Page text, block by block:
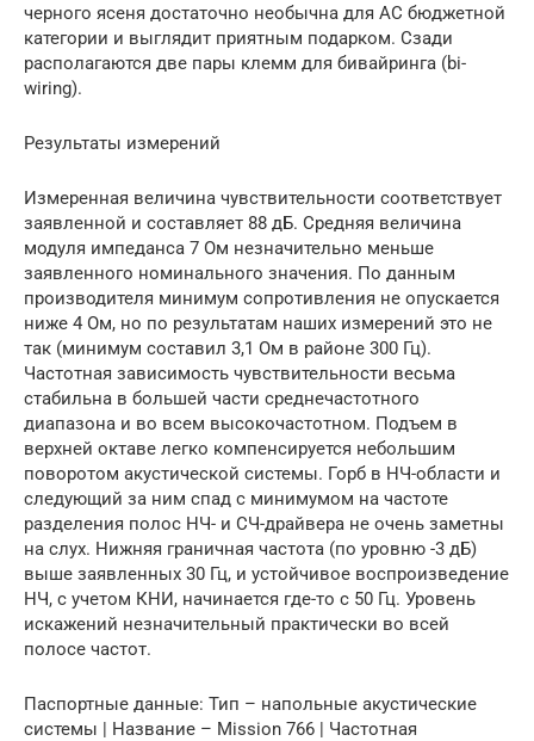
черного ясеня достаточно необычна для АС бюджетной
категории и выглядит приятным подарком. Сзади
располагаются две пары клемм для бивайринга (bi-
wiring).
Результаты измерений
Измеренная величина чувствительности соответствует
заявленной и составляет 88 дБ. Средняя величина
модуля импеданса 7 Ом незначительно меньше
заявленного номинального значения. По данным
производителя минимум сопротивления не опускается
ниже 4 Ом, но по результатам наших измерений это не
так (минимум составил 3,1 Ом в районе 300 Гц).
Частотная зависимость чувствительности весьма
стабильна в большей части среднечастотного
диапазона и во всем высокочастотном. Подъем в
верхней октаве легко компенсируется небольшим
поворотом акустической системы. Горб в НЧ-области и
следующий за ним спад с минимумом на частоте
разделения полос НЧ- и СЧ-драйвера не очень заметны
на слух. Нижняя граничная частота (по уровню -3 дБ)
выше заявленных 30 Гц, и устойчивое воспроизведение
НЧ, с учетом КНИ, начинается где-то с 50 Гц. Уровень
искажений незначительный практически во всей
полосе частот.
Паспортные данные: Тип – напольные акустические
системы | Название – Mission 766 | Частотная